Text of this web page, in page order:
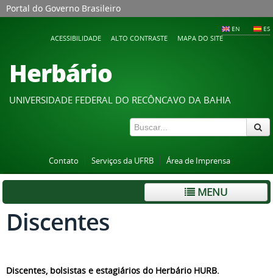
Portal do Governo Brasileiro
EN ES
ACESSIBILIDADE ALTO CONTRASTE MAPA DO SITE
Herbário
UNIVERSIDADE FEDERAL DO RECÔNCAVO DA BAHIA
Contato Serviços da UFRB Área de Imprensa
MENU
Discentes
Discentes, bolsistas e estagiários do Herbário HURB.